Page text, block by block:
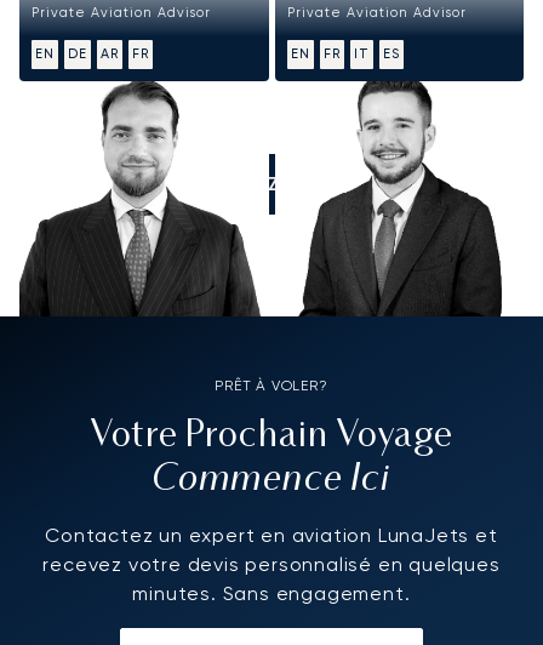
Private Aviation Advisor
EN DE AR FR
Private Aviation Advisor
EN FR IT ES
APPELEZ-NOUS
PRÊT À VOLER?
Votre Prochain Voyage
Commence Ici
Contactez un expert en aviation LunaJets et
recevez votre devis personnalisé en quelques
minutes. Sans engagement.